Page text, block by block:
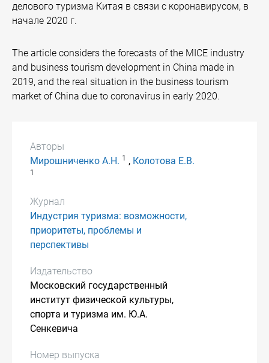
делового туризма Китая в связи с коронавирусом, в
начале 2020 г.
The article considers the forecasts of the MICE industry
and business tourism development in China made in
2019, and the real situation in the business tourism
market of China due to coronavirus in early 2020.
Авторы
Мирошниченко А.Н. 1 , Колотова Е.В.
1
Журнал
Индустрия туризма: возможности,
приоритеты, проблемы и
перспективы
Издательство
Московский государственный
институт физической культуры,
спорта и туризма им. Ю.А.
Сенкевича
Номер выпуска